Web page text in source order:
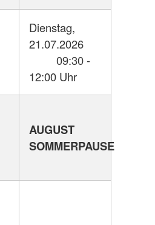
Dienstag,
21.07.2026
09:30 -
12:00 Uhr
AUGUST
SOMMERPAUSE